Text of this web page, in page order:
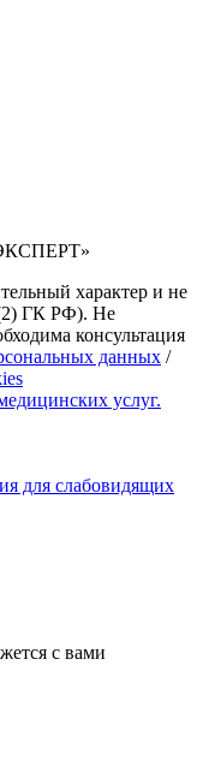
характер и не
ГК РФ). Не
консультация
данных /
услуг.
для слабовидящих
с вами